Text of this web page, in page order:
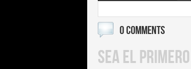
0 COMMENTS
SEA EL